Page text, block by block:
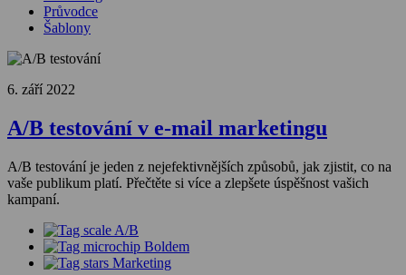
Průvodce
Šablony
6. září 2022
A/B testování v e-mail marketingu
A/B testování je jeden z nejefektivnějších způsobů, jak zjistit, co na
vaše publikum platí. Přečtěte si více a zlepšete úspěšnost vašich
kampaní.
A/B
Boldem
Marketing